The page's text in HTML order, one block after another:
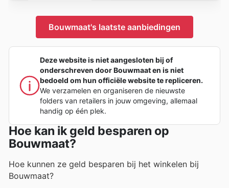
Bouwmaat's laatste aanbiedingen
Deze website is niet aangesloten bij of
onderschreven door Bouwmaat en is niet
bedoeld om hun officiële website te repliceren.
We verzamelen en organiseren de nieuwste
folders van retailers in jouw omgeving, allemaal
handig op één plek.
Hoe kan ik geld besparen op
Bouwmaat?
Hoe kunnen ze geld besparen bij het winkelen bij
Bouwmaat?